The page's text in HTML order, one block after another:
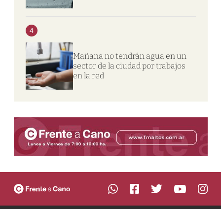
4
Mañana no tendrán agua en un
sector de la ciudad por trabajos
en la red